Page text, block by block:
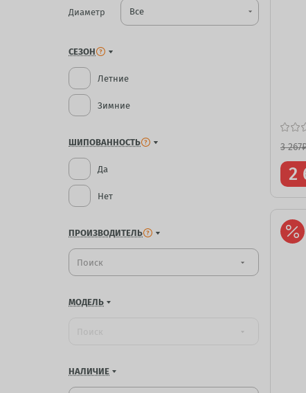
Диаметр arrow_drop_down
СЕЗОН
Летние
Зимние
ШИПОВАННОСТЬ
Да
Нет
ПРОИЗВОДИТЕЛЬ
arrow_drop_down
МОДЕЛЬ
arrow_drop_down
НАЛИЧИЕ
3 267
2